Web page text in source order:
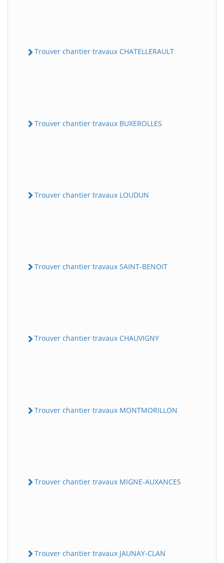
Trouver chantier travaux CHATELLERAULT
Trouver chantier travaux BUXEROLLES
Trouver chantier travaux LOUDUN
Trouver chantier travaux SAINT-BENOIT
Trouver chantier travaux CHAUVIGNY
Trouver chantier travaux MONTMORILLON
Trouver chantier travaux MIGNE-AUXANCES
Trouver chantier travaux JAUNAY-CLAN